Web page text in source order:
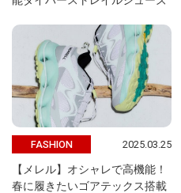
FASHION 2025.03.25
【メレル】オシャレで高機能！
春に履きたいゴアテックス搭載